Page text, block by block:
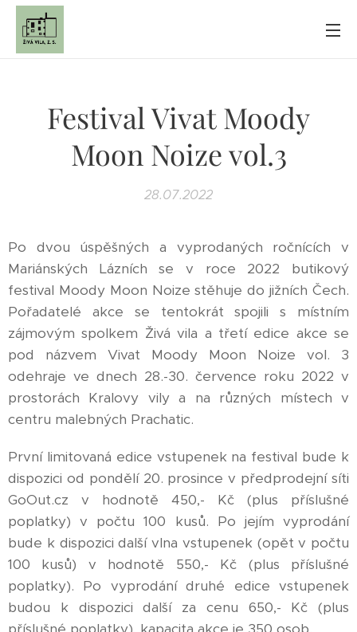
Festival Vivat Moody
Moon Noize vol.3
28.07.2022
Po dvou úspěšných a vyprodaných ročnících v
Mariánských Lázních se v roce 2022 butikový
festival Moody Moon Noize stěhuje do jižních Čech.
Pořadatelé akce se tentokrát spojili s místním
zájmovým spolkem Živá vila a třetí edice akce se
pod názvem Vivat Moody Moon Noize vol. 3
odehraje ve dnech 28.-30. července roku 2022 v
prostorách Kralovy vily a na různých místech v
centru malebných Prachatic.
První limitovaná edice vstupenek na festival bude k
dispozici od pondělí 20. prosince v předprodejní síti
GoOut.cz v hodnotě 450,- Kč (plus příslušné
poplatky) v počtu 100 kusů. Po jejím vyprodání
bude k dispozici další vlna vstupenek (opět v počtu
100 kusů) v hodnotě 550,- Kč (plus příslušné
poplatky). Po vyprodání druhé edice vstupenek
budou k dispozici další za cenu 650,- Kč (plus